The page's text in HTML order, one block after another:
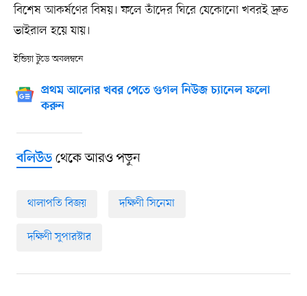
বিশেষ আকর্ষণের বিষয়। ফলে তাঁদের ঘিরে যেকোনো খবরই দ্রুত
ভাইরাল হয়ে যায়।
ইন্ডিয়া টুডে অবলম্বনে
প্রথম আলোর খবর পেতে গুগল নিউজ চ্যানেল ফলো
করুন
বলিউডথেকে আরও পড়ুন
থালাপতি বিজয় দক্ষিণী সিনেমা
দক্ষিণী সুপারস্টার